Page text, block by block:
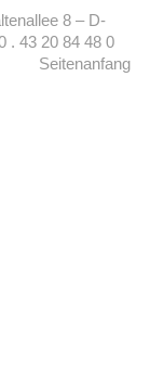
8 – D-
. 43 20 84 48 0
Seitenanfang